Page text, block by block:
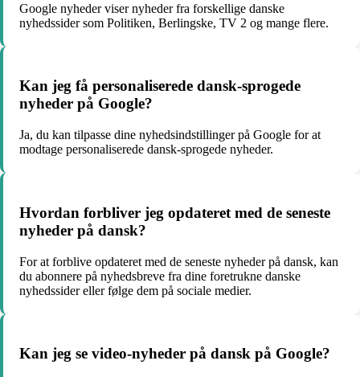
Google nyheder viser nyheder fra forskellige danske
nyhedssider som Politiken, Berlingske, TV 2 og mange flere.
Kan jeg få personaliserede dansk-sprogede
nyheder på Google?
Ja, du kan tilpasse dine nyhedsindstillinger på Google for at
modtage personaliserede dansk-sprogede nyheder.
Hvordan forbliver jeg opdateret med de seneste
nyheder på dansk?
For at forblive opdateret med de seneste nyheder på dansk, kan
du abonnere på nyhedsbreve fra dine foretrukne danske
nyhedssider eller følge dem på sociale medier.
Kan jeg se video-nyheder på dansk på Google?